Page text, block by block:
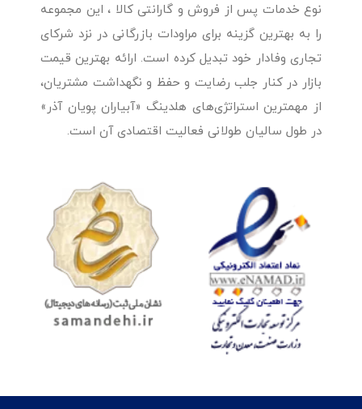
نوع خدمات پس از فروش و گارانتی کالا ، این مجموعه
را به بهترین گزینه برای مراودات بازرگانی در نزد شرکای
تجاری وفادار خود تبدیل کرده است. ارائه بهترین قیمت
بازار در کنار جلب رضایت و حفظ و نگهداشت مشتریان،
از مهمترین استراتژی‌های هلدینگ «آبیاران پویان آذر»
در طول سالیان طولانی فعالیت اقتصادی آن است.